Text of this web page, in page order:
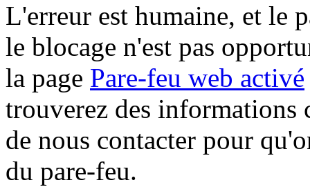
L'erreur est humaine, et le
le blocage n'est pas
la page Pare-feu web activé
trouverez des informations
de nous contacter pour
du pare-feu.